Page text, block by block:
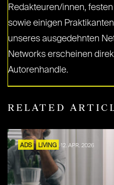
Redakteuren/innen,
sowie einigen
unseres ausgedehnten
Networks erscheinen
Autorenhandle.
RELATED
ADS LIVING 12. APR. 2026